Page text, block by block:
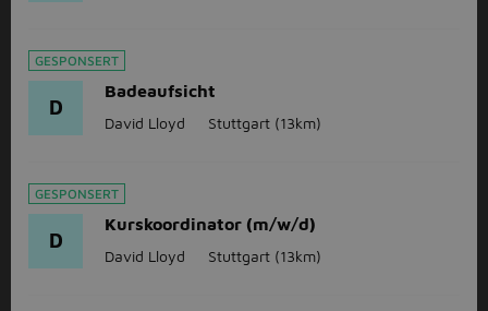
GESPONSERT
D
Badeaufsicht
David Lloyd Stuttgart (13km)
GESPONSERT
D
Kurskoordinator (m/w/d)
David Lloyd Stuttgart (13km)